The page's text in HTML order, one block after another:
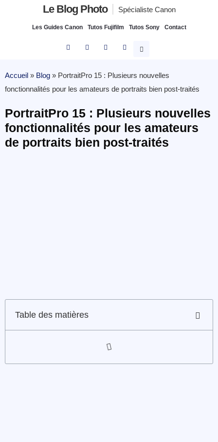
Le Blog Photo Spécialiste Canon
Les Guides Canon Tutos Fujifilm Tutos Sony Contact
Accueil » Blog » PortraitPro 15 : Plusieurs nouvelles
fonctionnalités pour les amateurs de portraits bien post-traités
PortraitPro 15 : Plusieurs nouvelles
fonctionnalités pour les amateurs
de portraits bien post-traités
Table des matières